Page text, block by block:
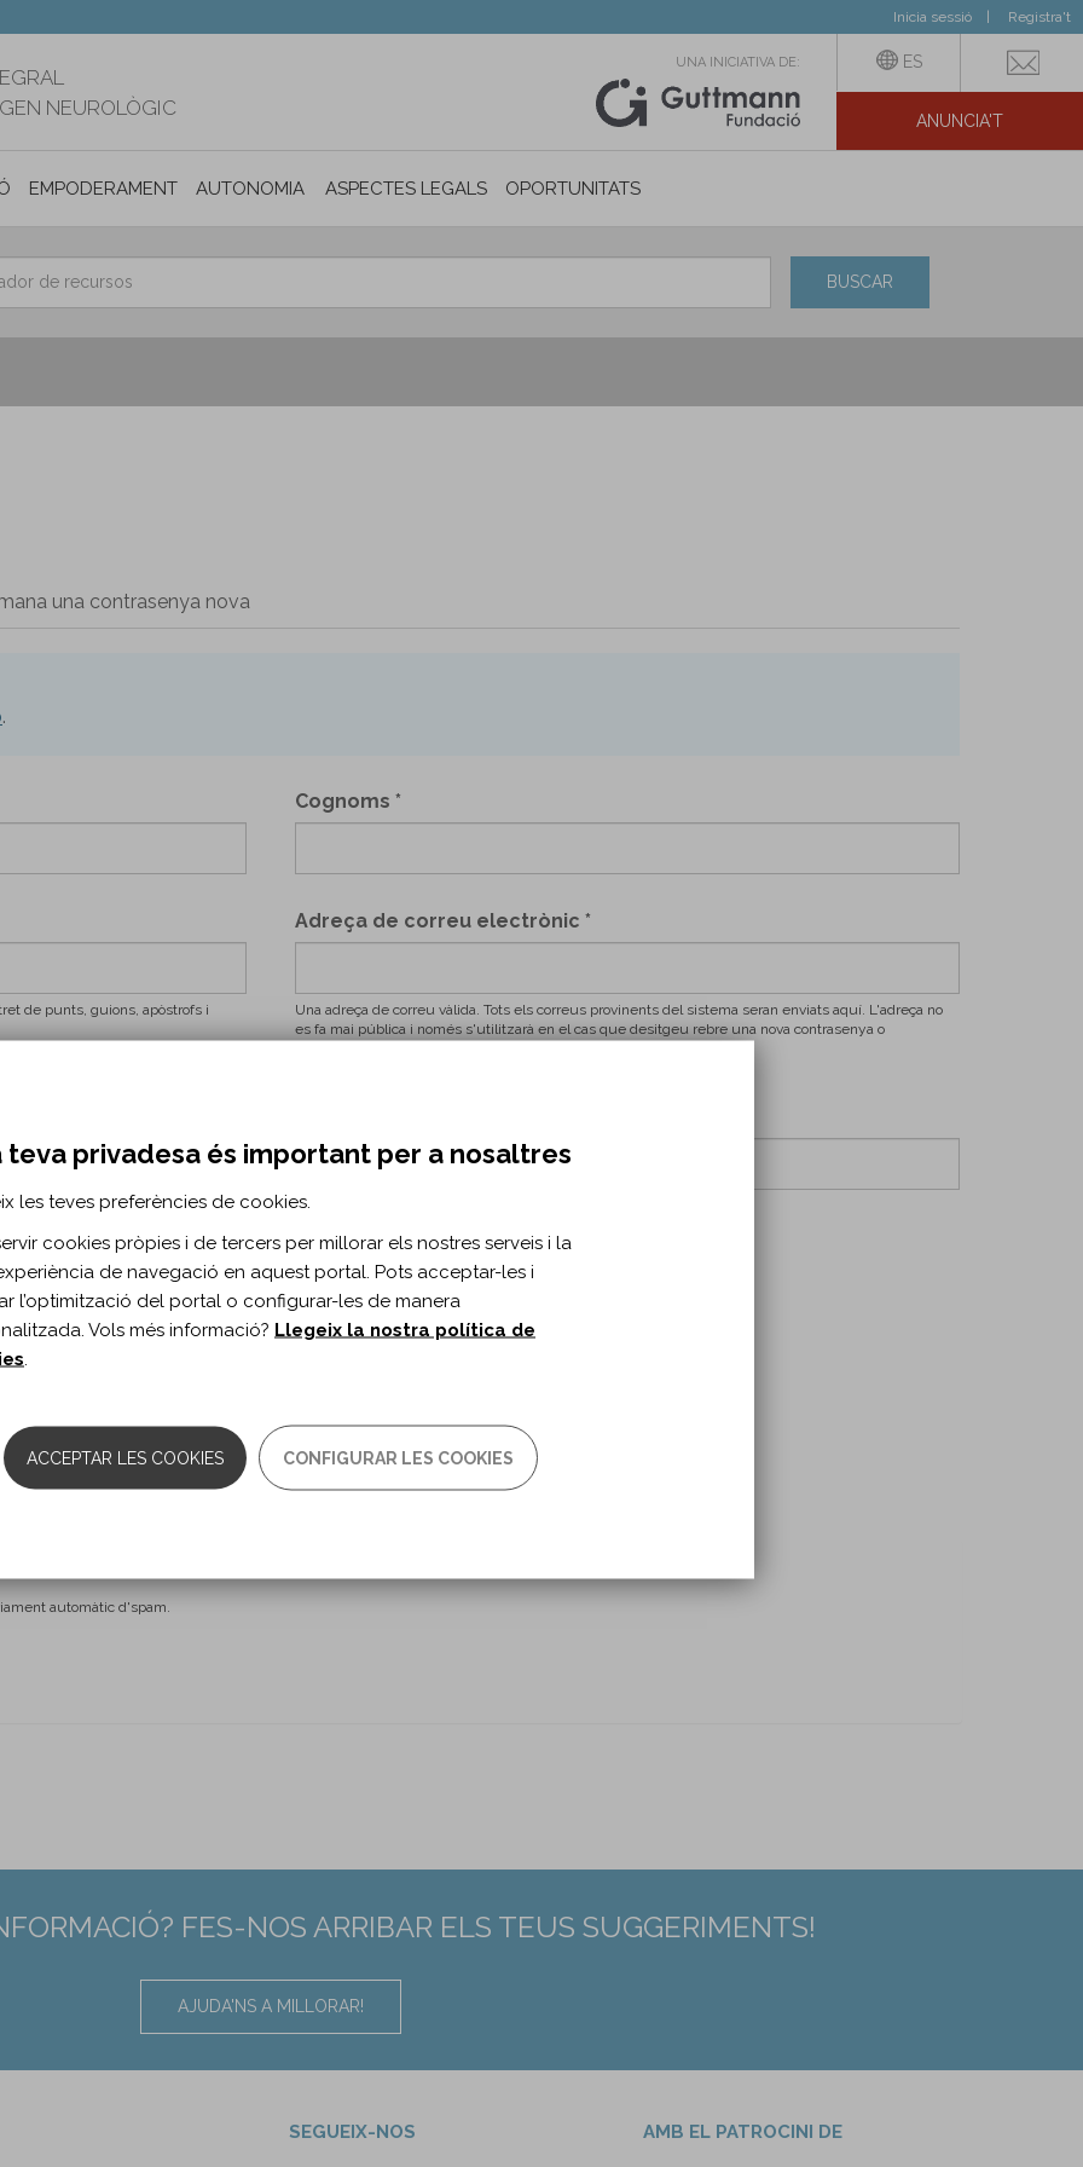
Inicia sessió Registra't
NEUROLÒGIC
UNA INICIATIVA DE: ES
ANUNCIA'T
EMPODERAMENT AUTONOMIA PERSONAL I INCLUSIÓ SOCIAL
ASPECTES LEGALS OPORTUNITATS
BUSCAR
una contrasenya nova
.
Cognoms *
de punts, guions, apòstrofs i
Adreça de correu electrònic *
Una adreça de correu vàlida. Tots els correus provinents del sistema seran enviats aquí. L'adreça no
es fa mai pública i només s'utilitzarà en el cas que desitgeu rebre una nova contrasenya o
sol·licitada
Institut Guttmann de forma
rectificació, supressió,
de dades
Institut Guttmann
automàtic d'spam.
FES-NOS ARRIBAR ELS TEUS SUGGERIMENTS!
AJUDA'NS A MILLORAR!
SEGUEIX-NOS AMB EL PATROCINI DE
teva privadesa és important per a nosaltres
les teves preferències de cookies.
cookies pròpies i de tercers per millorar els nostres serveis i la
de navegació en aquest portal. Pots acceptar-les i
l’optimització del portal o configurar-les de manera
Vols més informació? Llegeix la nostra política de
ACCEPTAR LES COOKIES CONFIGURAR LES COOKIES